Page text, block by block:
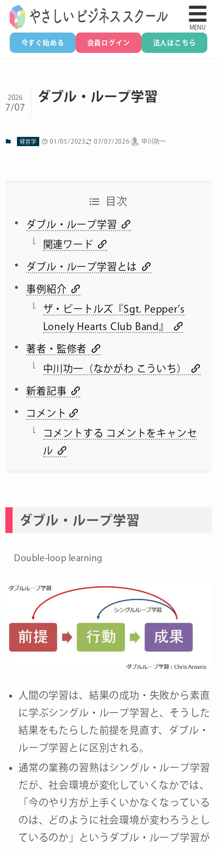
今すぐ始める 会員ログイン 法人はこちら
☰
MENU
ダブル・ループ学習
2026
7/07
経営学 01/05/2023 07/07/2026 中川功一
目次
ダブル・ループ学習
関連ワード
ダブル・ループ学習とは
事例紹介
ザ・ビートルズ『Sgt. Pepper’s
Lonely Hearts Club Band』
著者・監修者
中川功一（なかがわ こういち）
新着記事
コメント
コメントする コメントをキャンセ
ル
ダブル・ループ学習
Double-loop learning
人間の学習は、結果の成功・失敗から素直
に学ぶシングル・ループ学習と、そうした
結果をもたらした前提を見直す、ダブル・
ループ学習とに区別される。
通常の業務の習熟はシングル・ループ学習
だが、社会環境が変化していくなかでは、
「今のやり方が上手くいかなくなっている
のは、どのように社会環境が変わろうとし
ているのか」というダブル・ループ学習が